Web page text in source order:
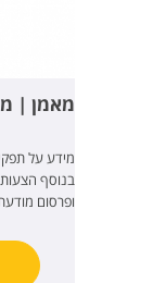
מאמן |
מידע על
בנוסף
ופרסום